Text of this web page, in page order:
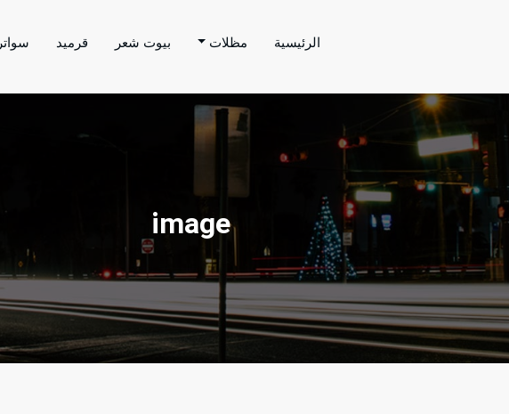
مظلات الحارثي نقوم بتنفيذ اعمال المظلات والسواتر والهناجر
الرئيسية مظلات بيوت شعر قرميد سواتر
image